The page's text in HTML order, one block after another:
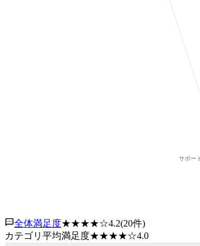
全体満足度★★★★☆4.2(20件)
カテゴリ平均満足度★★★★☆4.0